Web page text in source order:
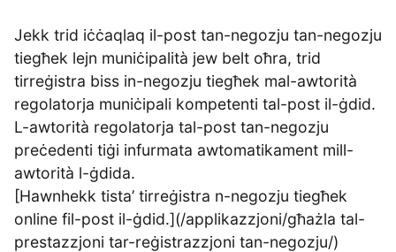
Jekk trid iċċaqlaq il-post tan-negozju tan-negozju
tiegħek lejn muniċipalità jew belt oħra, trid
tirreġistra biss in-negozju tiegħek mal-awtorità
regolatorja muniċipali kompetenti tal-post il-ġdid.
L-awtorità regolatorja tal-post tan-negozju
preċedenti tiġi infurmata awtomatikament mill-
awtorità l-ġdida.
[Hawnhekk tista’ tirreġistra n-negozju tiegħek
online fil-post il-ġdid.](/applikazzjoni/għażla tal-
prestazzjoni tar-reġistrazzjoni tan-negozju/)